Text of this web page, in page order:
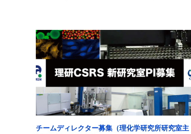
チームディレクター募集（理化学研究所研究室主